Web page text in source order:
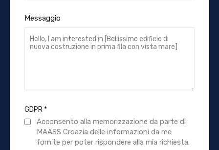
Messaggio
GDPR*
Acconsento alla memorizzazione da parte di
MAASS Croazia delle informazioni da me
fornite per poter rispondere alla mia richiesta.